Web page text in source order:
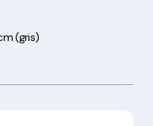
(gris)